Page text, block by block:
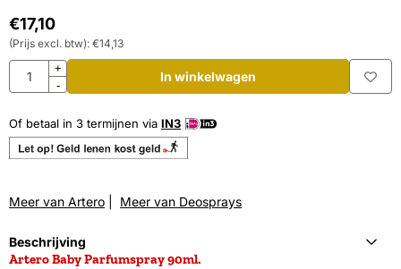
€17,10
(Prijs excl. btw): €14,13
Aantal
+
-
In winkelwagen
Of betaal in 3 termijnen via IN3
Meer van Artero Meer van Deosprays
Beschrijving
Artero Baby Parfumspray 90ml.